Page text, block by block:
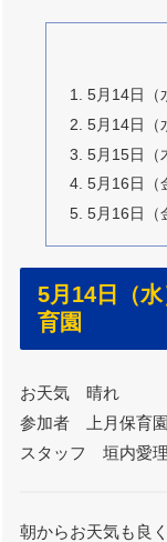
5月14日（
5月14日（
5月15日（
5月16日（
5月16日（
5月14日（
育園
お天気 晴れ
参加者 上月保育
スタッフ 垣内愛
朝からお天気も良